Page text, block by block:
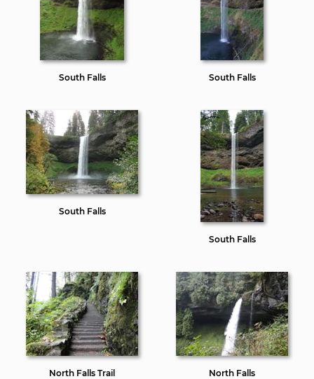
South Falls South Falls
South Falls
South Falls
North Falls Trail North Falls